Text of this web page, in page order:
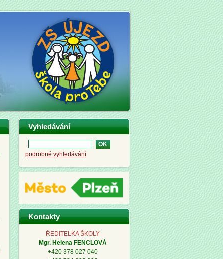
Vyhledávání
podrobné vyhledávání
Kontakty
ŘEDITELKA ŠKOLY
Mgr. Helena FENCLOVÁ
+420 378 027 040